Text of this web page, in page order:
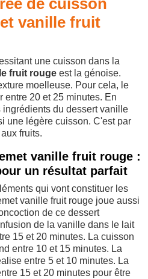
de cuisson
vanille fruit
une cuisson dans la
fruit rouge est la génoise.
moelleuse. Pour cela, le
entre 20 et 25 minutes. En
du dessert vanille
une légère cuisson. C'est par
fruits.
vanille fruit rouge :
un résultat parfait
qui vont constituer les
vanille fruit rouge joue aussi
de ce dessert
de la vanille dans le lait
15 et 20 minutes. La cuisson
entre 10 et 15 minutes. La
entre 5 et 10 minutes. La
15 et 20 minutes pour être